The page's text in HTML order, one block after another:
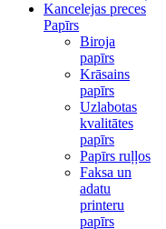
Kancelejas preces
Papīrs
Biroja
papīrs
Krāsains
papīrs
Uzlabotas
kvalitātes
papīrs
Papīrs ruļļos
Faksa un
adatu
printeru
papīrs